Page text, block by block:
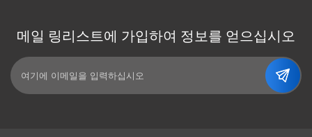
메일 링리스트에 가입하여 정보를 얻으십시오